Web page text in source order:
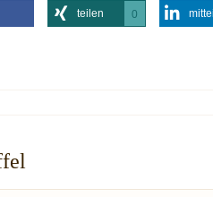
teilen 0